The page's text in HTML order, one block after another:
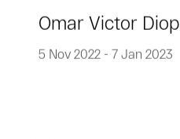
Omar Victor Diop
5 Nov 2022 - 7 Jan 2023